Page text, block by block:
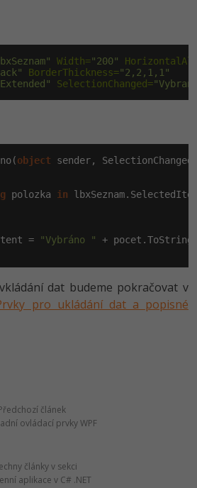
Width="200"
BorderThickness="2,2,1,1"
SelectionChanged=
object sender,
polozka in
=
"Vybráno "
+
dat budeme pokračovat v
pro ukládání dat a popisné
článek
ovládací prvky WPF
články v sekci
aplikace v C# .NET